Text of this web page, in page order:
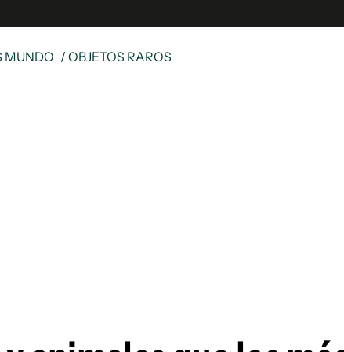
MUNDO / OBJETOS RAROS